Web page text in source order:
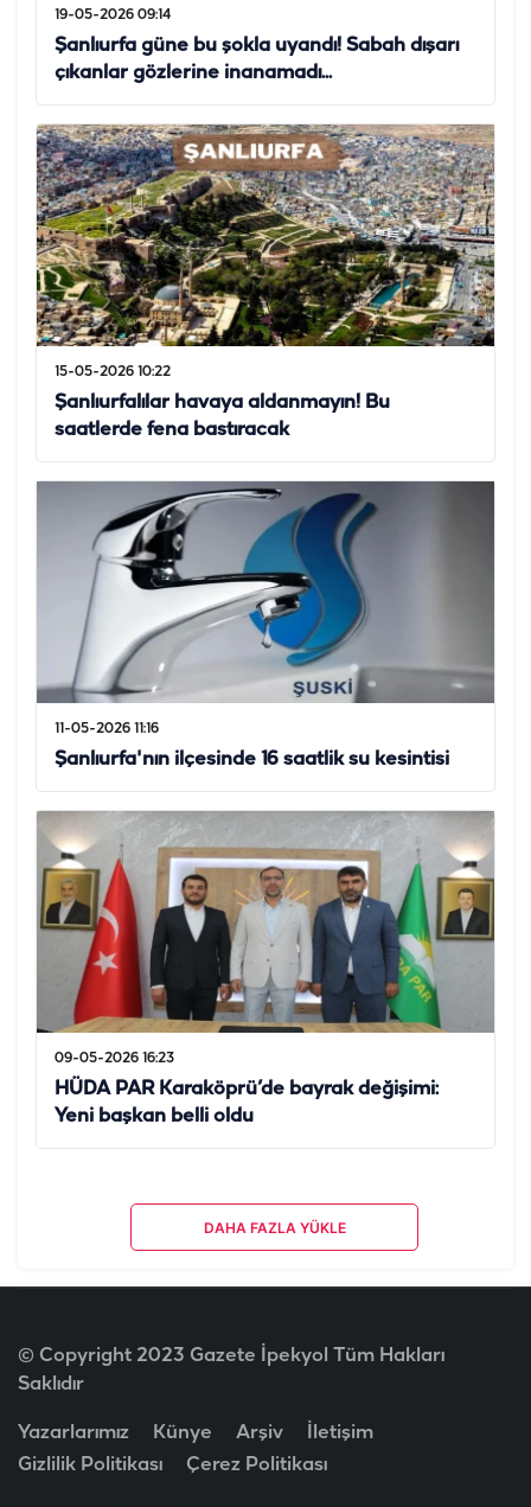
19-05-2026 09:14
Şanlıurfa güne bu şokla uyandı! Sabah dışarı
çıkanlar gözlerine inanamadı...
15-05-2026 10:22
Şanlıurfalılar havaya aldanmayın! Bu
saatlerde fena bastıracak
11-05-2026 11:16
Şanlıurfa'nın ilçesinde 16 saatlik su kesintisi
09-05-2026 16:23
HÜDA PAR Karaköprü’de bayrak değişimi:
Yeni başkan belli oldu
DAHA FAZLA YÜKLE
© Copyright 2023 Gazete İpekyol Tüm Hakları
Saklıdır
Yazarlarımız Künye Arşiv
İletişim
Gizlilik Politikası
Çerez Politikası